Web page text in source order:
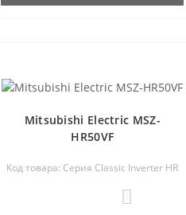
Mitsubishi Electric MSZ-
HR50VF
Код товара: Серия Classic Inverter HR